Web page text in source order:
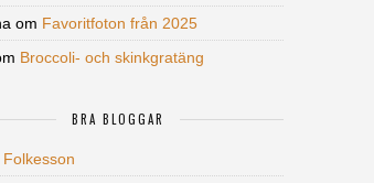
om Favoritfoton från 2025
Broccoli- och skinkgratäng
BRA BLOGGAR